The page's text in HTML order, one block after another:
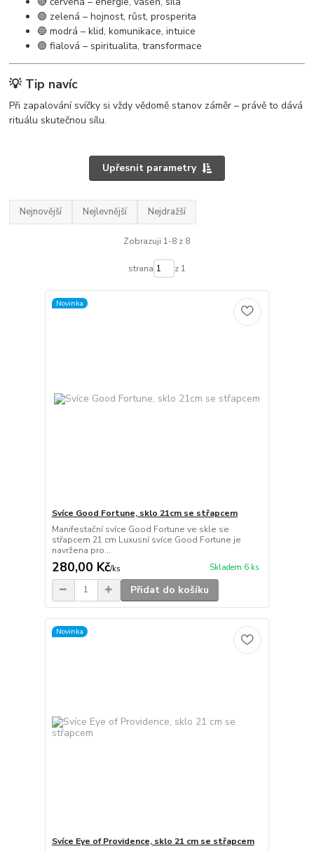
🟢 zelená – hojnost, růst, prosperita
🔵 modrá – klid, komunikace, intuice
🟣 fialová – spiritualita, transformace
💡 Tip navíc
Při zapalování svíčky si vždy vědomě stanov záměr – právě to dává
rituálu skutečnou sílu.
Upřesnit parametry
Nejnovější Nejlevnější Nejdražší
Zobrazuji 1-8 z 8
strana z 1
Novinka
Svíce Good Fortune, sklo 21cm se střapcem
Manifestační svíce Good Fortune ve skle se
střapcem 21 cm Luxusní svíce Good Fortune je
navržena pro...
280,00 Kč/ks Skladem 6 ks
Přidat do košíku
Novinka
Svíce Eye of Providence, sklo 21 cm se střapcem